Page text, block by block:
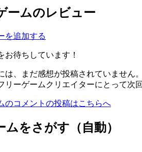
ームのレビュー
を追加する
お待ちしています！
は、まだ感想が投稿されていません
リーゲームクリエイターにとって次
のコメントの投稿はこちらへ
をさがす（自動）